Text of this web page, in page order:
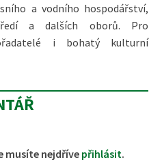
a vodního hospodářství,
a dalších oborů. Pro
i bohatý kulturní
musíte nejdříve přihlásit.